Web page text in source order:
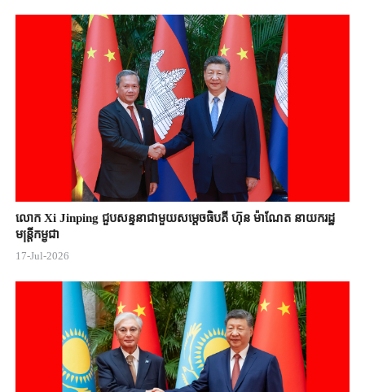
លោក Xi Jinping ជួបសន្ទនាជាមួយសម្តេចធិបតី ហ៊ុន ម៉ាណែត នាយករដ្ឋ
មន្ត្រីកម្ពុជា
17-Jul-2026